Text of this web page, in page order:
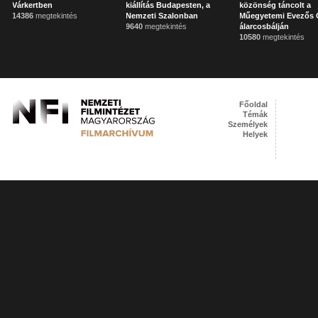
Várkertben
14386 megtekintés
kiállítás Budapesten, a
Nemzeti Szalonban
9640 megtekintés
közönség táncolt a
Műegyetemi Evezős
álarcosbálján
10580 megtekintés
Főoldal
Témák
Személyek
Helyek